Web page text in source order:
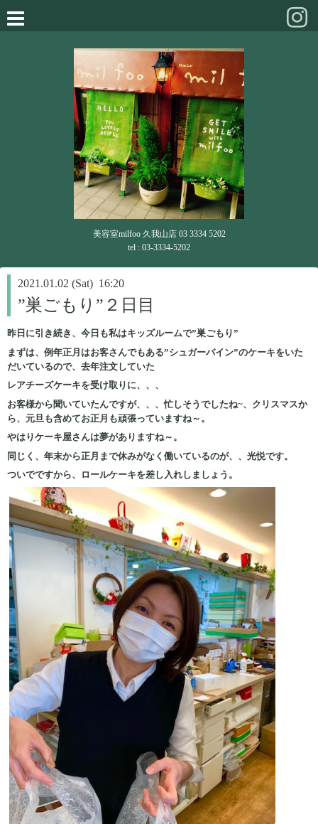
美容室milfoo 久我山店 03 3334 5202
tel : 03-3334-5202
2021.01.02 (Sat) 16:20
”巣ごもり”２日目
昨日に引き続き、今日も私はキッズルームで”巣ごもり”
まずは、例年正月はお客さんでもある”シュガーバイン”のケーキをいた
だいているので、去年注文していた
レアチーズケーキを受け取りに、、、
お客様から聞いていたんですが、、、忙しそうでしたね~、クリスマスか
ら、元旦も含めてお正月も頑張っていますね～。
やはりケーキ屋さんは夢がありますね～。
同じく、年末から正月まで休みがなく働いているのが、、光悦です。
ついでですから、ロールケーキを差し入れしましょう。